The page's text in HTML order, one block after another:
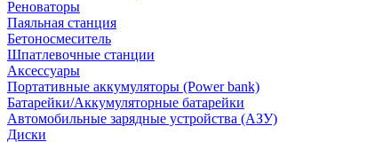
Реноваторы
Паяльная станция
Бетоносмеситель
Шпатлевочные станции
Аксессуары
Портативные аккумуляторы (Power bank)
Батарейки/Аккумуляторные батарейки
Автомобильные зарядные устройства (АЗУ)
Диски